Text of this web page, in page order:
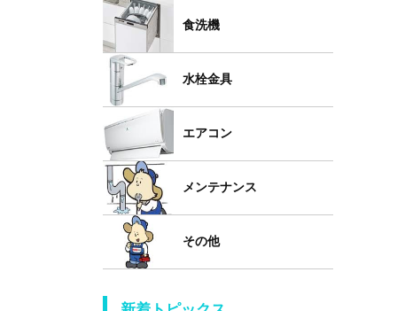
食洗機
水栓金具
エアコン
メンテナンス
その他